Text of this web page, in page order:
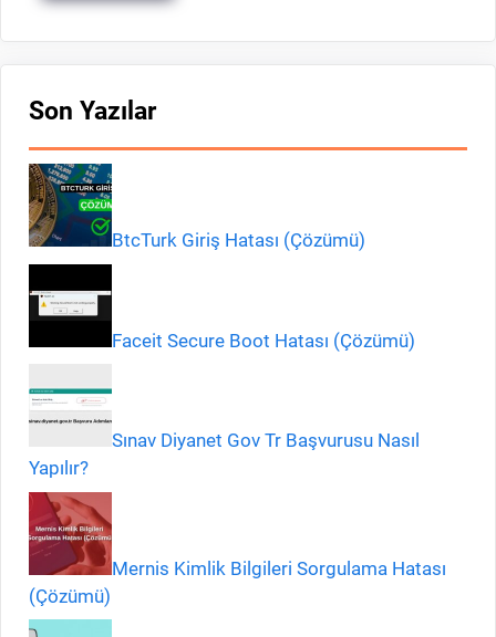
Son Yazılar
BtcTurk Giriş Hatası (Çözümü)
Faceit Secure Boot Hatası (Çözümü)
Sınav Diyanet Gov Tr Başvurusu Nasıl
Yapılır?
Mernis Kimlik Bilgileri Sorgulama Hatası
(Çözümü)